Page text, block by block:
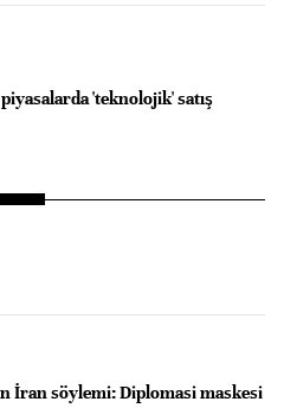
'teknolojik' satış
İran söylemi: Diplomasi maskesi